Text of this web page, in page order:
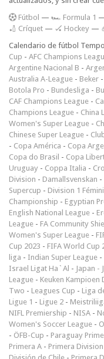
Fútbol — 🏎️ Formula 1
🏏 Críquet — 🏑 Hockey —
Calendario de fútbol
Cup - AFC Champions
Argentine Nacional B -
Australia A-League - Beker -
Botola Pro - Bundesliga -
CAF Champions League -
Champions League - China
Women's Super League -
Chinese Super League -
- Copa América - Copa
Copa do Brasil - Copa
Uruguay - Coppa Italia -
Division - Damallsvenskan -
Supercup - Division 1
Championship - Egyptian
English National League -
League - FA Community
Women's Super League -
Cup 2023 - FIFA World Cup
liga - Indian Super League -
Israel Ligat Ha`Al - Japan -
League - Keuken Kampioen
Two - Leagues Cup - Liga
Ligue 1 - Ligue 2 -
NIFL Premiership - NISA -
Women's Soccer League -
- ÖFB-Cup - Paraguay
Primera A - Primera Division